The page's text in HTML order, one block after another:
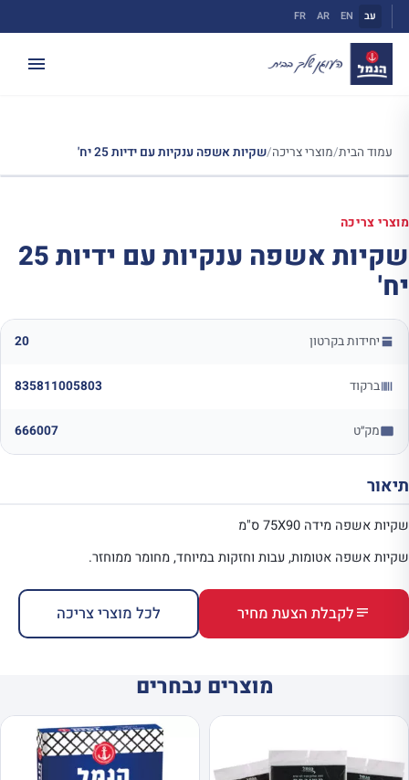
לתוכן
עב EN
AR
FR
עמוד הבית/מוצרי צריכה/שקיות אשפה ענקיות עם ידיות 25 יח'
מוצרי צריכה
שקיות אשפה ענקיות עם ידיות 25
יח'
יחידות בקרטון 20
ברקוד 835811005803
מק״ט 666007
תיאור
שקיות אשפה מידה 75X90 ס"מ
שקיות אשפה אטומות, עבות וחזקות במיוחד, מחומר ממוחזר.
לקבלת הצעת מחיר לכל מוצרי צריכה
מוצרים נבחרים